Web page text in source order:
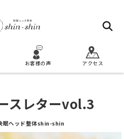
お客様の声 アクセス
スレターvol.3
眠ヘッド整体shin-shin